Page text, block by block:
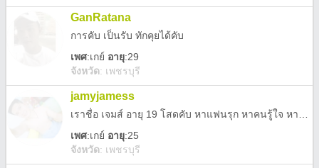
GanRatana
การคับ เป็นรับ ทักคุยได้คับ
เพศ:เกย์ อายุ:29
จังหวัด: เพชรบุรี
jamyjamess
เพศ:เกย์ อายุ:25
จังหวัด: เพชรบุรี